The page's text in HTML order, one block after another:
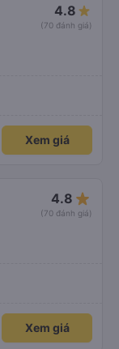
4.8
(70 đánh giá)
Xem giá
4.8 star_rate
(70 đánh giá)
Xem giá